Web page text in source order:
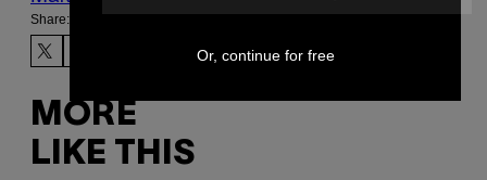
Share:
MORE
LIKE THIS
Or, continue for free